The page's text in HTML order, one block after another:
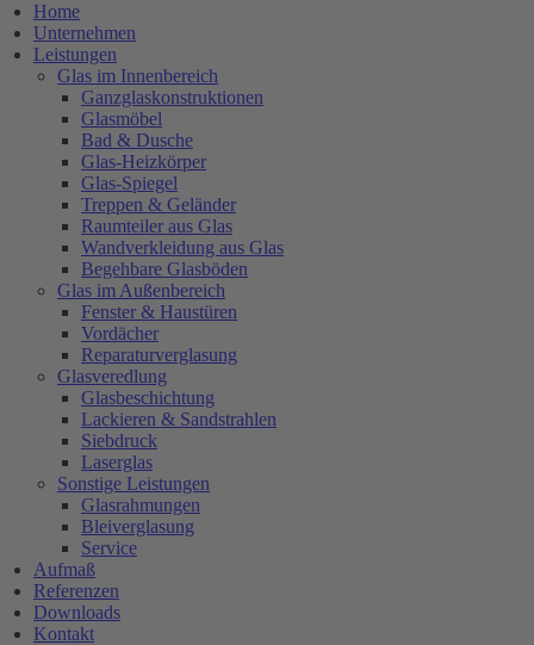
Home
Unternehmen
Leistungen
Glas im Innenbereich
Ganzglaskonstruktionen
Glasmöbel
Bad & Dusche
Glas-Heizkörper
Glas-Spiegel
Treppen & Geländer
Raumteiler aus Glas
Wandverkleidung aus Glas
Begehbare Glasböden
Glas im Außenbereich
Fenster & Haustüren
Vordächer
Reparaturverglasung
Glasveredlung
Glasbeschichtung
Lackieren & Sandstrahlen
Siebdruck
Laserglas
Sonstige Leistungen
Glasrahmungen
Bleiverglasung
Service
Aufmaß
Referenzen
Downloads
Kontakt